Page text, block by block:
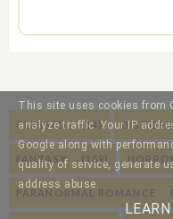
CLASSICI (14)
FANTASY (159)
PARANORMAL ROMANCE
This site uses cookies from
analyze traffic. Your IP
Google along with
quality of service, generate
address abuse.